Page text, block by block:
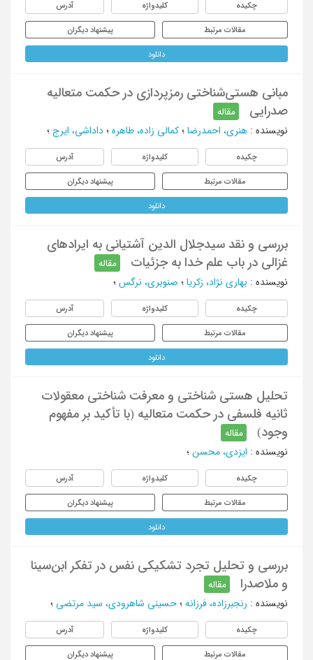
چکیده کلیدواژه آدرس
مقالات مرتبط پیشنهاد دیگران
دانلود
مبانی هستی‌شناختی رمزپردازی در حکمت متعالیه
صدرایی
مقاله
نویسنده : هنری، احمدرضا ؛ کمالی زاده، طاهره ؛ داداشی، ایرج ؛
چکیده کلیدواژه آدرس
مقالات مرتبط پیشنهاد دیگران
دانلود
بررسی و نقد سیدجلال الدین آشتیانی به ایرادهای
غزالی در باب علم خدا به جزئیات
مقاله
نویسنده : بهاری نژاد، زکریا ؛ صنوبری، نرگس ؛
چکیده کلیدواژه آدرس
مقالات مرتبط پیشنهاد دیگران
دانلود
تحلیل هستی شناختی و معرفت شناختی معقولات
ثانیه فلسفی در حکمت متعالیه (با تأکید بر مفهوم
وجود)
مقاله
نویسنده : ایزدی، محسن ؛
چکیده کلیدواژه آدرس
مقالات مرتبط پیشنهاد دیگران
دانلود
بررسی و تحلیل تجرد تشکیکی نفس در تفکر ابن‌سینا
و ملاصدرا
مقاله
نویسنده : رنجبرزاده، فرزانه ؛ حسینی شاهرودی، سید مرتضی ؛
چکیده کلیدواژه آدرس
مقالات مرتبط پیشنهاد دیگران